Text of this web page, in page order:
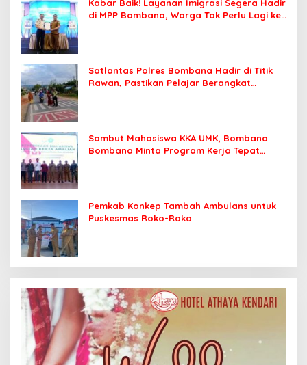
Kabar Baik! Layanan Imigrasi Segera Hadir
di MPP Bombana, Warga Tak Perlu Lagi ke
Satlantas Polres Bombana Hadir di Titik
Rawan, Pastikan Pelajar Berangkat
Sambut Mahasiswa KKA UMK, Bombana
Bombana Minta Program Kerja Tepat
Pemkab Konkep Tambah Ambulans untuk
Puskesmas Roko-Roko